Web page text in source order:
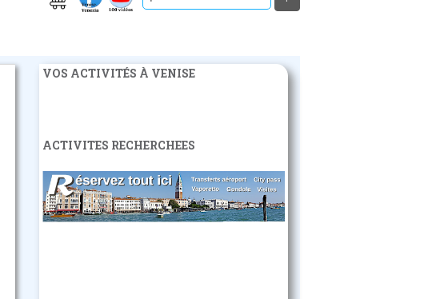
VOS ACTIVITÉS À VENISE
ACTIVITES RECHERCHEES